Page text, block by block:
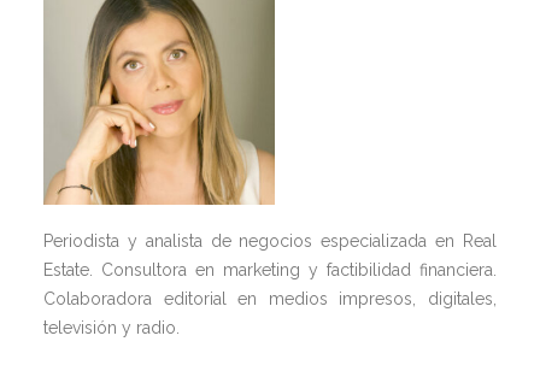
Periodista y analista de negocios especializada en Real
Estate. Consultora en marketing y factibilidad financiera.
Colaboradora editorial en medios impresos, digitales,
televisión y radio.